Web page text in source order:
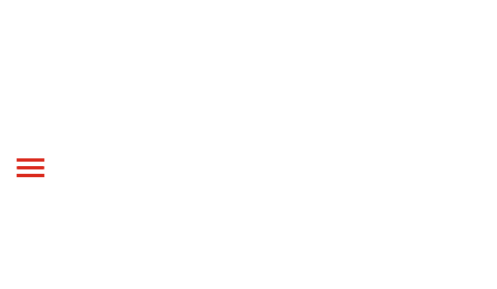
Toggle